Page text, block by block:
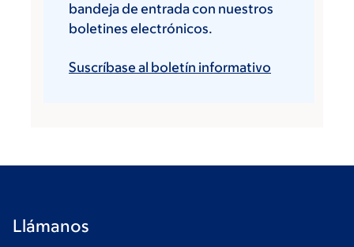
bandeja de entrada con nuestros
boletines electrónicos.
Suscríbase al boletín informativo
Llámanos